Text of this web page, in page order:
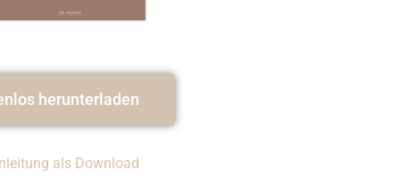
herunterladen
als Download